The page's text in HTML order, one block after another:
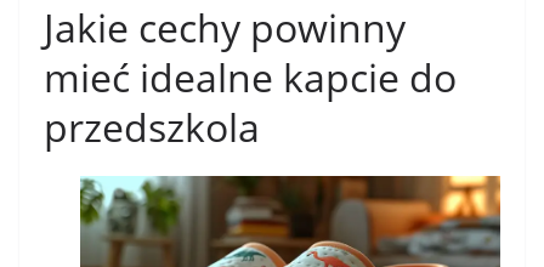
Jakie cechy powinny
mieć idealne kapcie do
przedszkola